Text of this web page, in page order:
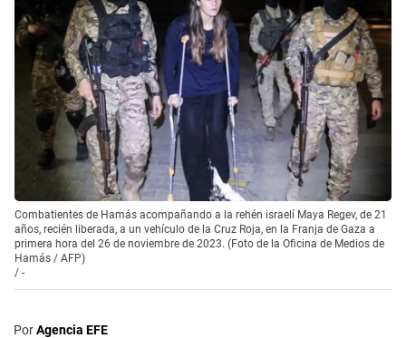
Combatientes de Hamás acompañando a la rehén israelí Maya Regev, de 21
años, recién liberada, a un vehículo de la Cruz Roja, en la Franja de Gaza a
primera hora del 26 de noviembre de 2023. (Foto de la Oficina de Medios de
Hamás / AFP)
/ -
PorAgencia EFE